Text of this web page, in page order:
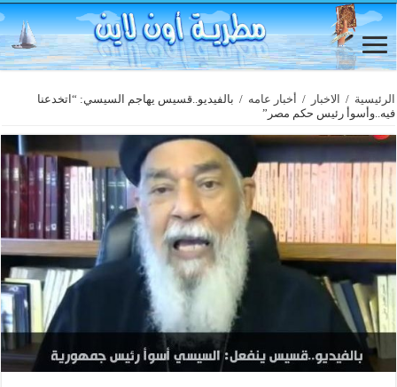
الرئيسية / الاخبار / أخبار عامه / بالفيديو..قسيس يهاجم السيسي: “اتخدعنا
فيه..وأسوأ رئيس حكم مصر”